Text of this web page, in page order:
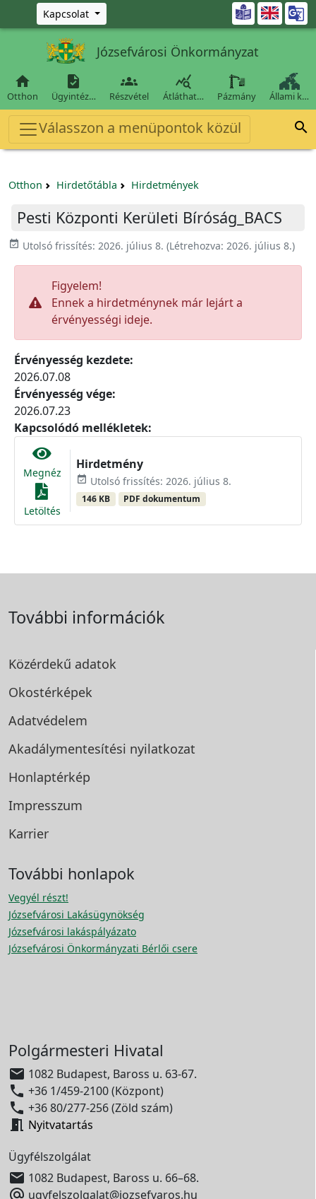
Ugrás a fő tartalomra
Kapcsolat 
Józsefvárosi Önkormányzat

Otthon

Ügyintéz…

Részvétel

Átláthat… Pázmány Állami k…
Válasszon a menüpontok közül 
Otthon Hirdetőtábla Hirdetmények
Pesti Központi Kerületi Bíróság_BACS
event_available Utolsó frissítés: 2026. július 8. (Létrehozva: 2026. július 8.)
Figyelem!
Ennek a hirdetménynek már lejárt a
érvényességi ideje.
Érvényesség kezdete:
2026.07.08
Érvényesség vége:
2026.07.23
Kapcsolódó mellékletek:
Megnéz
Letöltés
Hirdetmény
event_available Utolsó frissítés: 2026. július 8.
146 KB PDF dokumentum
További információk
Közérdekű adatok
Okostérképek
Adatvédelem
Akadálymentesítési nyilatkozat
Honlaptérkép
Impresszum
Karrier
További honlapok
Vegyél részt!
Józsefvárosi Lakásügynökség
Józsefvárosi lakáspályázato
Józsefvárosi Önkormányzati Bérlői csere
Polgármesteri Hivatal
 1082 Budapest, Baross u. 63-67.
 +36 1/459-2100 (Központ)
 +36 80/277-256 (Zöld szám)
 Nyitvatartás
Ügyfélszolgálat
 1082 Budapest, Baross u. 66–68.
 ugyfelszolgalat@jozsefvaros.hu